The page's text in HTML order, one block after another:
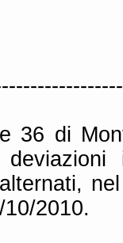
36 di
2010.